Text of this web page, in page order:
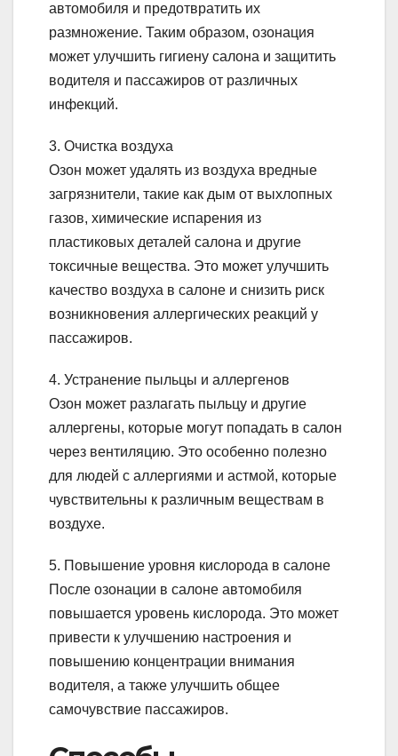
автомобиля и предотвратить их
размножение. Таким образом, озонация
может улучшить гигиену салона и защитить
водителя и пассажиров от различных
инфекций.
3. Очистка воздуха
Озон может удалять из воздуха вредные
загрязнители, такие как дым от выхлопных
газов, химические испарения из
пластиковых деталей салона и другие
токсичные вещества. Это может улучшить
качество воздуха в салоне и снизить риск
возникновения аллергических реакций у
пассажиров.
4. Устранение пыльцы и аллергенов
Озон может разлагать пыльцу и другие
аллергены, которые могут попадать в салон
через вентиляцию. Это особенно полезно
для людей с аллергиями и астмой, которые
чувствительны к различным веществам в
воздухе.
5. Повышение уровня кислорода в салоне
После озонации в салоне автомобиля
повышается уровень кислорода. Это может
привести к улучшению настроения и
повышению концентрации внимания
водителя, а также улучшить общее
самочувствие пассажиров.